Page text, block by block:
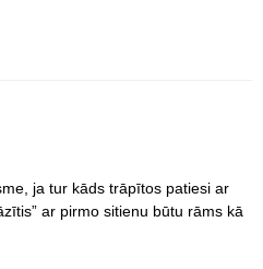
ja tur kāds trāpītos patiesi ar
ar pirmo sitienu būtu rāms kā